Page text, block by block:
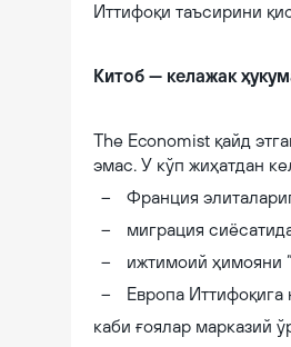
Иттифоқи таъсирини
Китоб — келажак
The Economist қайд
эмас. У кўп жиҳатдан
Франция
миграция
ижтимоий ҳимояни
Европа Иттифоқига
каби ғоялар марказий